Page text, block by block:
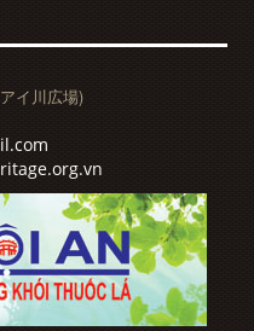
イ川広場)